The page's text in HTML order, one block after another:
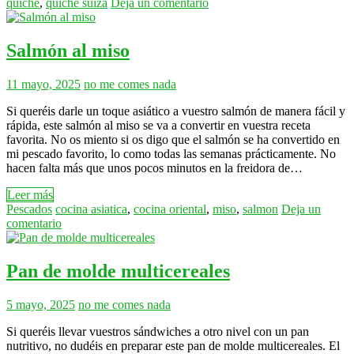
quiche, quiche suiza Deja un comentario
Salmón al miso
11 mayo, 2025 no me comes nada
Si queréis darle un toque asiático a vuestro salmón de manera fácil y
rápida, este salmón al miso se va a convertir en vuestra receta
favorita. No os miento si os digo que el salmón se ha convertido en
mi pescado favorito, lo como todas las semanas prácticamente. No
hacen falta más que unos pocos minutos en la freidora de…
Leer más
Pescados cocina asiatica, cocina oriental, miso, salmon Deja un
comentario
Pan de molde multicereales
5 mayo, 2025 no me comes nada
Si queréis llevar vuestros sándwiches a otro nivel con un pan
nutritivo, no dudéis en preparar este pan de molde multicereales. El